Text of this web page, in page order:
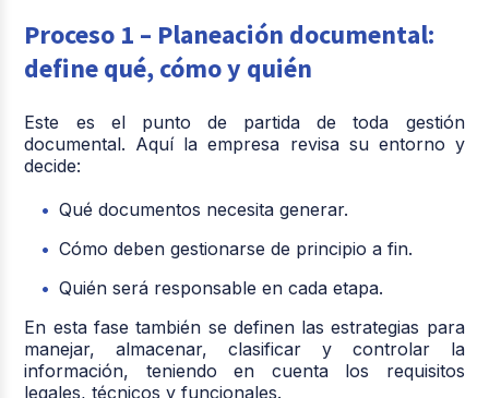
Proceso 1 – Planeación documental:
define qué, cómo y quién
Este es el punto de partida de toda gestión
documental. Aquí la empresa revisa su entorno y
decide:
Qué documentos necesita generar.
Cómo deben gestionarse de principio a fin.
Quién será responsable en cada etapa.
En esta fase también se definen las estrategias para
manejar, almacenar, clasificar y controlar la
información, teniendo en cuenta los requisitos
legales, técnicos y funcionales.